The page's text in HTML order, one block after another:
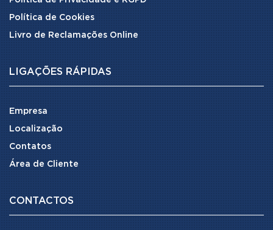
Política de Cookies
Livro de Reclamações Online
LIGAÇÕES RÁPIDAS
Empresa
Localização
Contatos
Área de Cliente
CONTACTOS